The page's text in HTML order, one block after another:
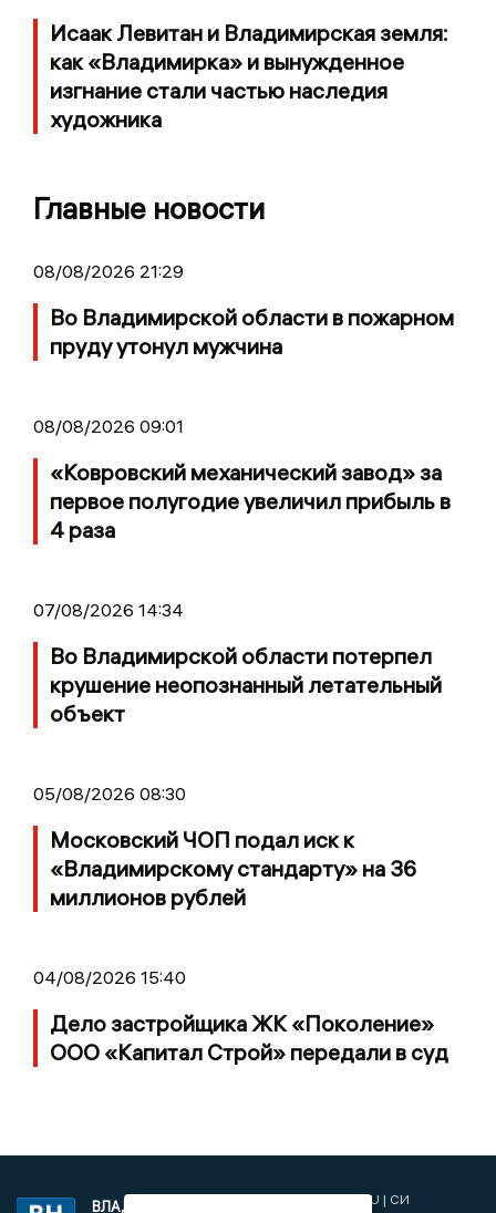
Исаак Левитан и Владимирская земля:
как «Владимирка» и вынужденное
изгнание стали частью наследия
художника
Главные новости
08/08/2026 21:29
Во Владимирской области в пожарном
пруду утонул мужчина
08/08/2026 09:01
«Ковровский механический завод» за
первое полугодие увеличил прибыль в
4 раза
07/08/2026 14:34
Во Владимирской области потерпел
крушение неопознанный летательный
объект
05/08/2026 08:30
Московский ЧОП подал иск к
«Владимирскому стандарту» на 36
миллионов рублей
04/08/2026 15:40
Дело застройщика ЖК «Поколение»
ООО «Капитал Строй» передали в суд
ВЛАДИМИРСКИЕ 2017 © NEWSVLADIMIR.RU | СИ